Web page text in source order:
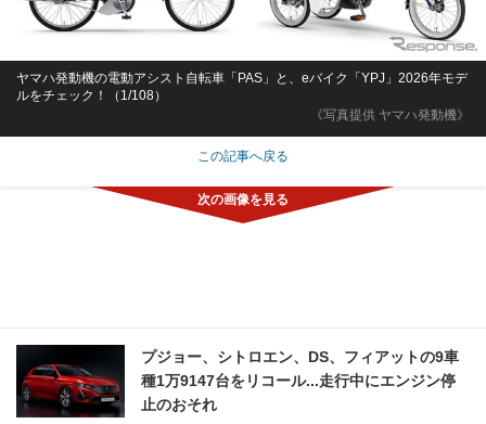
《写真提供 ヤマハ発動機》
ヤマハ発動機の電動アシスト自転車「PAS」と、eバイク「YPJ」2026年モデ
ルをチェック！（1/108）
この記事へ戻る
プジョー、シトロエン、DS、フィアットの9車
種1万9147台をリコール...走行中にエンジン停
止のおそれ